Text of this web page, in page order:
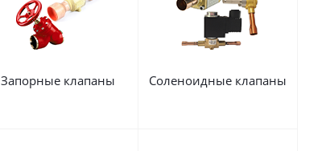
Запорные клапаны Соленоидные клапаны